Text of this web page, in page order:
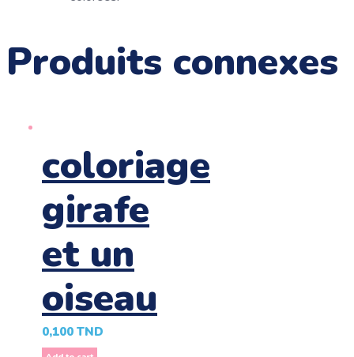
Produits connexes
coloriage
girafe
et un
oiseau
0,100 TND